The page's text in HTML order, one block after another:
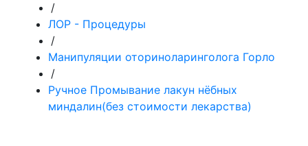
/
ЛОР - Процедуры
/
Манипуляции оториноларинголога Горло
/
Ручное Промывание лакун нёбных
миндалин(без стоимости лекарства)